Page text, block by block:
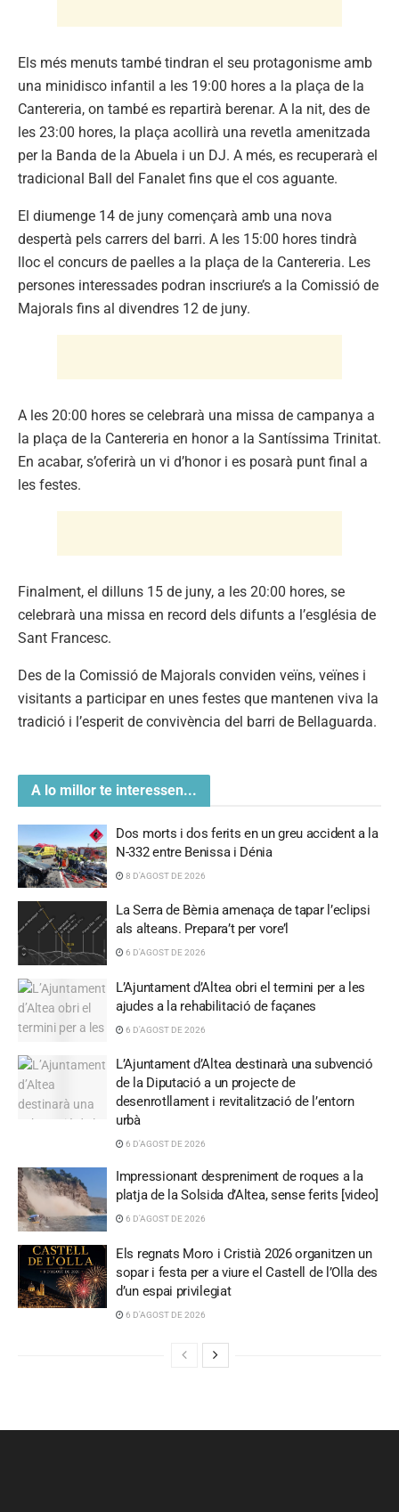
Els més menuts també tindran el seu protagonisme amb
una minidisco infantil a les 19:00 hores a la plaça de la
Cantereria, on també es repartirà berenar. A la nit, des de
les 23:00 hores, la plaça acollirà una revetla amenitzada
per la Banda de la Abuela i un DJ. A més, es recuperarà el
tradicional Ball del Fanalet fins que el cos aguante.
El diumenge 14 de juny començarà amb una nova
despertà pels carrers del barri. A les 15:00 hores tindrà
lloc el concurs de paelles a la plaça de la Cantereria. Les
persones interessades podran inscriure’s a la Comissió de
Majorals fins al divendres 12 de juny.
A les 20:00 hores se celebrarà una missa de campanya a
la plaça de la Cantereria en honor a la Santíssima Trinitat.
En acabar, s’oferirà un vi d’honor i es posarà punt final a
les festes.
Finalment, el dilluns 15 de juny, a les 20:00 hores, se
celebrarà una missa en record dels difunts a l’església de
Sant Francesc.
Des de la Comissió de Majorals conviden veïns, veïnes i
visitants a participar en unes festes que mantenen viva la
tradició i l’esperit de convivència del barri de Bellaguarda.
A lo millor te interessen...
Dos morts i dos ferits en un greu accident a la
N-332 entre Benissa i Dénia
8 D'AGOST DE 2026
La Serra de Bèrnia amenaça de tapar l’eclipsi
als alteans. Prepara’t per vore’l
6 D'AGOST DE 2026
L’Ajuntament d’Altea obri el termini per a les
ajudes a la rehabilitació de façanes
6 D'AGOST DE 2026
L’Ajuntament d’Altea destinarà una subvenció
de la Diputació a un projecte de
desenrotllament i revitalització de l’entorn
urbà
6 D'AGOST DE 2026
Impressionant despreniment de roques a la
platja de la Solsida d’Altea, sense ferits [video]
6 D'AGOST DE 2026
Els regnats Moro i Cristià 2026 organitzen un
sopar i festa per a viure el Castell de l’Olla des
d’un espai privilegiat
6 D'AGOST DE 2026